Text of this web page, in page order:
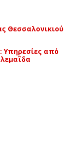
Θεσσαλονικιού
Υπηρεσίες από